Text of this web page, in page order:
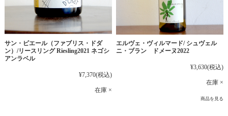
サン・ピエール（ファブリス・ドダ
ン）/リースリング Riesling2021 ネゴシ
アンラベル
¥7,370(税込)
在庫 ×
エルヴェ・ヴィルマード/ シュヴェル
ニ・ブラン ドメーヌ2022
¥3,630(税込)
在庫 ×
商品を見る